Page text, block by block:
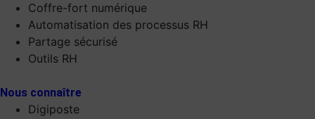
Coffre-fort numérique
Automatisation des processus RH
Partage sécurisé
Outils RH
Nous connaître
Digiposte